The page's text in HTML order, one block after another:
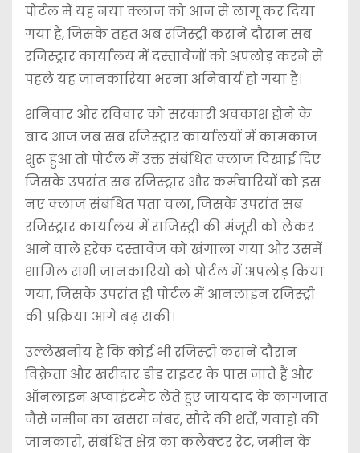
पोर्टल में यह नया क्लाज को आज से लागू कर दिया
गया है, जिसके तहत अब रजिस्ट्री कराने दौरान सब
रजिस्ट्रार कार्यालय में दस्तावेजों को अपलोड़ करने से
पहले यह जानकारियां भरना अनिवार्य हो गया है।
शनिवार और रविवार को सरकारी अवकाश होने के
बाद आज जब सब रजिस्ट्रार कार्यालयों में कामकाज
शुरू हुआ तो पोर्टल में उक्त संबंधित क्लाज दिखाई दिए
जिसके उपरांत सब रजिस्ट्रार और कर्मचारियों को इस
नए क्लाज संबंधित पता चला, जिसके उपरांत सब
रजिस्ट्रार कार्यालय में राजिस्ट्री की मंजूरी को लेकर
आने वाले हरेक दस्तावेज को खंगाला गया और उसमें
शामिल सभी जानकारियों को पोर्टल में अपलोड़ किया
गया, जिसके उपरांत ही पोर्टल में आनलाइन रजिस्ट्री
की प्रक्रिया आगे बढ़ सकी।
उल्लेखनीय है कि कोई भी रजिस्ट्री कराने दौरान
विक्रेता और खरीदार डीड राइटर के पास जाते हैं और
ऑनलाइन अप्वाइंटमैंट लेते हुए जायदाद के कागजात
जैसे जमीन का खसरा नंबर, सौदे की शर्तें, गवाहों की
जानकारी, संबंधित क्षेत्र का कलैक्टर रेट, जमीन के